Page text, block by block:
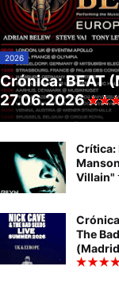
2026
Crónica: BEAT
27.06.2026
Crítica:
Villain"
The